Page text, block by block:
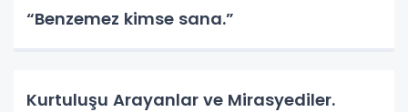
“Benzemez kimse sana.”
Kurtuluşu Arayanlar ve Mirasyediler.